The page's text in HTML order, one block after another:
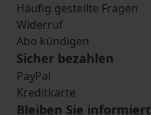
Häufig gestellte Fragen
Widerruf
Abo kündigen
Sicher bezahlen
PayPal
Kreditkarte
Bleiben Sie informiert